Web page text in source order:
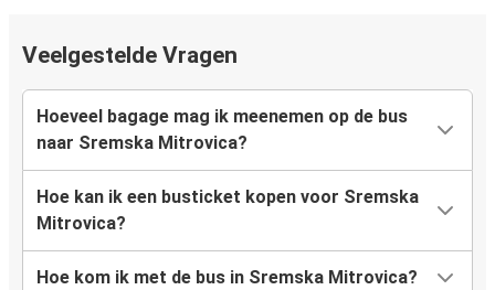
Veelgestelde Vragen
Hoeveel bagage mag ik meenemen op de bus
naar Sremska Mitrovica?
Hoe kan ik een busticket kopen voor Sremska
Mitrovica?
Hoe kom ik met de bus in Sremska Mitrovica?